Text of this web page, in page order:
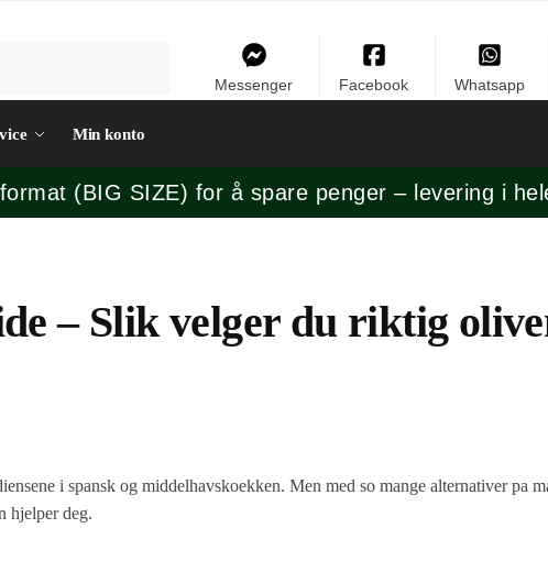
Messenger Facebook Whatsapp
Min konto
(BIG SIZE) for å spare penger – levering i
– Slik velger du riktig
i spansk og middelhavskoekken. Men med so mange alternativer pa
hjelper deg.